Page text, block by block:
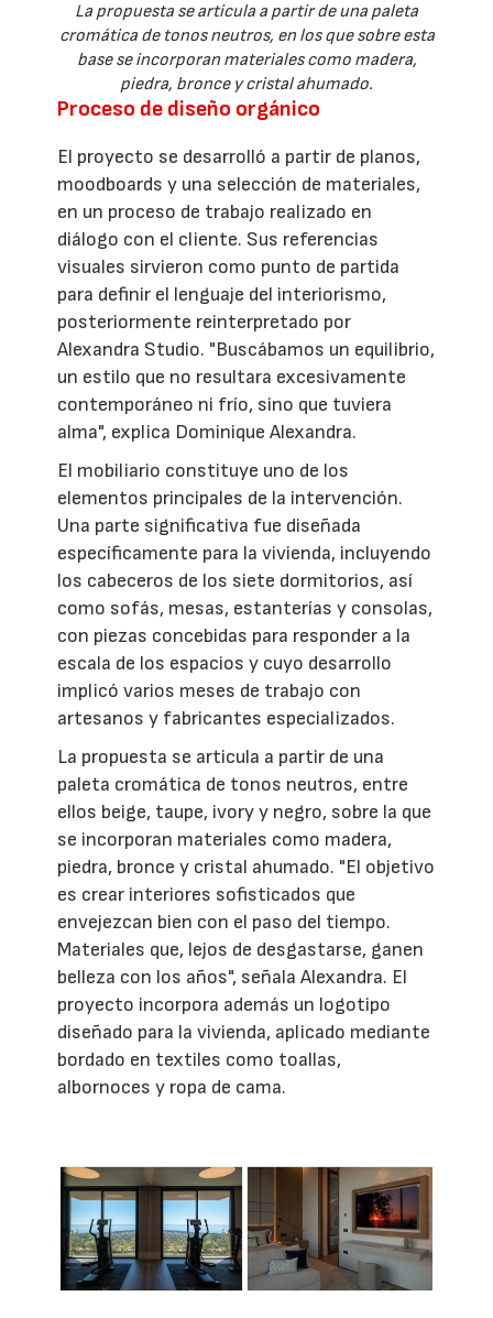
La propuesta se articula a partir de una paleta
cromática de tonos neutros, en los que sobre esta
base se incorporan materiales como madera,
piedra, bronce y cristal ahumado.
Proceso de diseño orgánico
El proyecto se desarrolló a partir de planos,
moodboards y una selección de materiales,
en un proceso de trabajo realizado en
diálogo con el cliente. Sus referencias
visuales sirvieron como punto de partida
para definir el lenguaje del interiorismo,
posteriormente reinterpretado por
Alexandra Studio. "Buscábamos un equilibrio,
un estilo que no resultara excesivamente
contemporáneo ni frío, sino que tuviera
alma", explica Dominique Alexandra.
El mobiliario constituye uno de los
elementos principales de la intervención.
Una parte significativa fue diseñada
específicamente para la vivienda, incluyendo
los cabeceros de los siete dormitorios, así
como sofás, mesas, estanterías y consolas,
con piezas concebidas para responder a la
escala de los espacios y cuyo desarrollo
implicó varios meses de trabajo con
artesanos y fabricantes especializados.
La propuesta se articula a partir de una
paleta cromática de tonos neutros, entre
ellos beige, taupe, ivory y negro, sobre la que
se incorporan materiales como madera,
piedra, bronce y cristal ahumado. "El objetivo
es crear interiores sofisticados que
envejezcan bien con el paso del tiempo.
Materiales que, lejos de desgastarse, ganen
belleza con los años", señala Alexandra. El
proyecto incorpora además un logotipo
diseñado para la vivienda, aplicado mediante
bordado en textiles como toallas,
albornoces y ropa de cama.